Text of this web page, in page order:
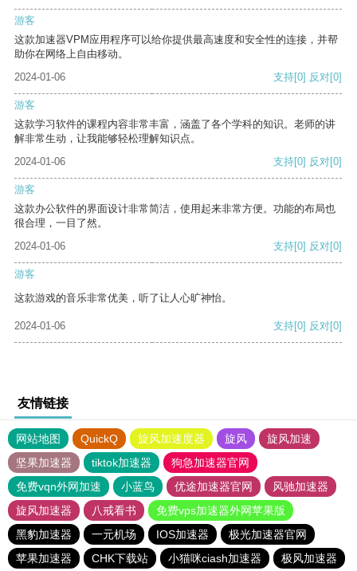
游客
这款加速器VPM应用程序可以给你提供最高速度和安全性的连接，并帮
助你在网络上自由移动。
2024-01-06
支持[0] 反对[0]
游客
这款学习软件的课程内容非常丰富，涵盖了各个学科的知识。老师的讲
解非常生动，让我能够轻松理解知识点。
2024-01-06
支持[0] 反对[0]
游客
这款办公软件的界面设计非常简洁，使用起来非常方便。功能的布局也
很合理，一目了然。
2024-01-06
支持[0] 反对[0]
游客
这款游戏的音乐非常优美，听了让人心旷神怡。
2024-01-06 支持[0] 反对[0]
友情链接
网站地图 QuickQ 旋风加速度器 旋风
旋风加速
坚果加速器
tiktok加速器
狗急加速器官网
免费vqn外网加速
小蓝鸟 优途加速器官网
风驰加速器
旋风加速器
八戒看书
免费vps加速器外网苹果版
黑豹加速器
一元机场 IOS加速器
极光加速器官网
苹果加速器
CHK下载站 小猫咪ciash加速器 极风加速器